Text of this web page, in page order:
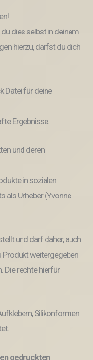
dies selbst in deinem
hierzu, darfst du dich
Datei für deine
Ergebnisse.
und deren
in sozialen
als Urheber (Yvonne
und darf daher, auch
Produkt weitergegeben
Die rechte hierfür
Silikonformen
gedruckten